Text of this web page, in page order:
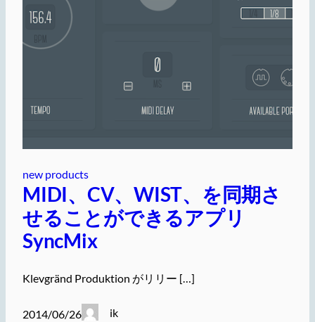
new products
MIDI、CV、WIST、を同期さ
せることができるアプリ
SyncMix
Klevgränd Produktion がリリー […]
2014/06/26 ik